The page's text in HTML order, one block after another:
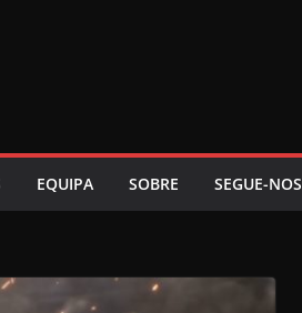
EQUIPA SOBRE SEGUE-NOS